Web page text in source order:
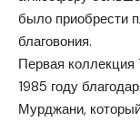
было приобрести
благовония.
Первая
1985 году
Мурджани,